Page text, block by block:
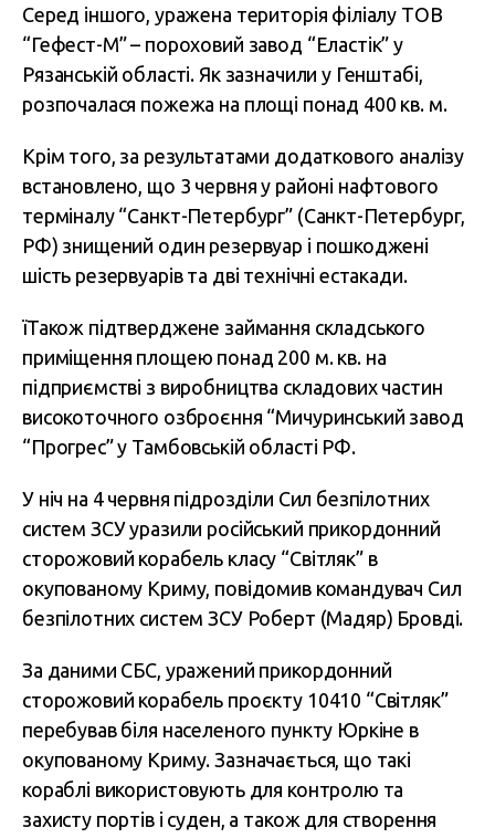
Серед іншого, уражена територія філіалу ТОВ
“Гефест-М” – пороховий завод “Еластік” у
Рязанській області. Як зазначили у Генштабі,
розпочалася пожежа на площі понад 400 кв. м.
Крім того, за результатами додаткового аналізу
встановлено, що 3 червня у районі нафтового
терміналу “Санкт-Петербург” (Санкт-Петербург,
РФ) знищений один резервуар і пошкоджені
шість резервуарів та дві технічні естакади.
їТакож підтверджене займання складського
приміщення площею понад 200 м. кв. на
підприємстві з виробництва складових частин
високоточного озброєння “Мичуринський завод
“Прогрес” у Тамбовській області РФ.
У ніч на 4 червня підрозділи Сил безпілотних
систем ЗСУ уразили російський прикордонний
сторожовий корабель класу “Світляк” в
окупованому Криму, повідомив командувач Сил
безпілотних систем ЗСУ Роберт (Мадяр) Бровді.
За даними СБС, уражений прикордонний
сторожовий корабель проєкту 10410 “Світляк”
перебував біля населеного пункту Юркіне в
окупованому Криму. Зазначається, що такі
кораблі використовують для контролю та
захисту портів і суден, а також для створення